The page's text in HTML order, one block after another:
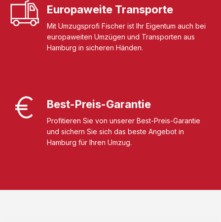
Europaweite Transporte
Mit Umzugsprofi Fischer ist Ihr Eigentum auch bei
europaweiten Umzügen und Transporten aus
Hamburg in sicheren Händen.
Best-Preis-Garantie
Profitieren Sie von unserer Best-Preis-Garantie
und sichern Sie sich das beste Angebot in
Hamburg für Ihren Umzug.